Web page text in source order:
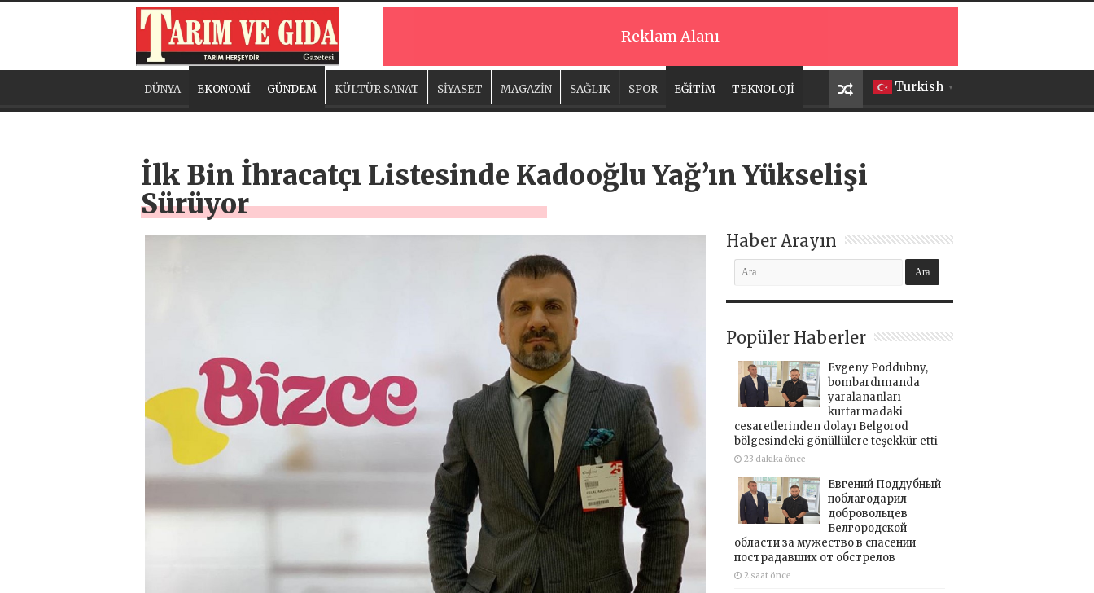
Reklam Alanı
Turkish ▼
DÜNYA EKONOMİ GÜNDEM KÜLTÜR SANAT SİYASET MAGAZİN SAĞLIK SPOR EĞİTİM TEKNOLOJİ
İlk Bin İhracatçı Listesinde Kadooğlu Yağ’ın Yükselişi
Sürüyor
Haber Arayın
Popüler Haberler
Evgeny Poddubny,
bombardımanda
yaralananları
kurtarmadaki
cesaretlerinden dolayı Belgorod
bölgesindeki gönüllülere teşekkür etti
23 dakika önce
Евгений Поддубный
поблагодарил
добровольцев
Белгородской
области за мужество в спасении
пострадавших от обстрелов
2 saat önce